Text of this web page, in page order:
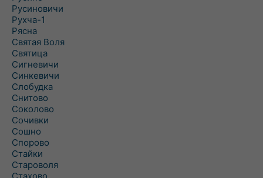
Русиновичи
Рухча-1
Рясна
Святая Воля
Святица
Сигневичи
Синкевичи
Слобудка
Снитово
Соколово
Сочивки
Сошно
Спорово
Стайки
Староволя